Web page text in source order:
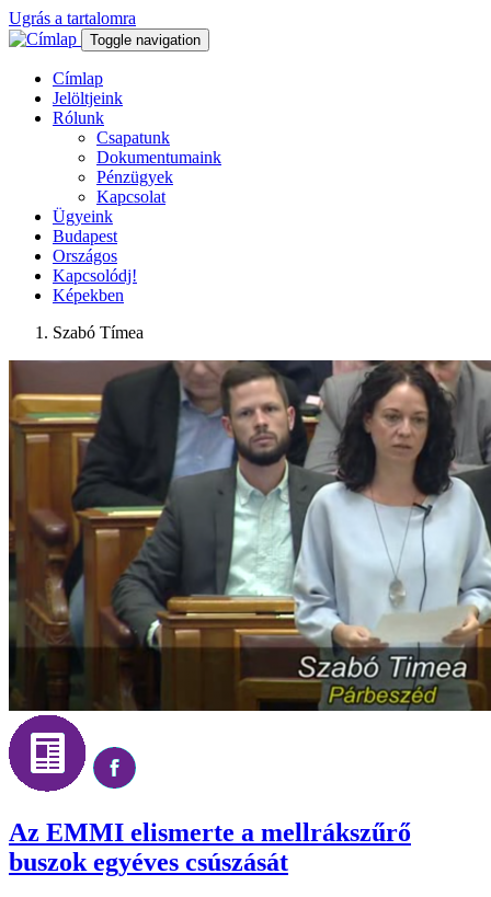
Ugrás a tartalomra
Toggle navigation
Címlap
Jelöltjeink
Rólunk
Csapatunk
Dokumentumaink
Pénzügyek
Kapcsolat
Ügyeink
Budapest
Országos
Kapcsolódj!
Képekben
Szabó Tímea
Az EMMI elismerte a mellrákszűrő
buszok egyéves csúszását